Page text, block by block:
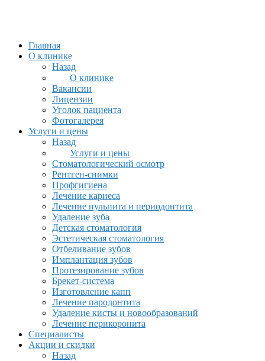
Главная
О клинике
Назад
О клинике
Вакансии
Лицензии
Уголок пациента
Фотогалерея
Услуги и цены
Назад
Услуги и цены
Стоматологический осмотр
Рентген-снимки
Профгигиена
Лечение кариеса
Лечение пульпита и периодонтита
Удаление зуба
Детская стоматология
Эстетическая стоматология
Отбеливание зубов
Имплантация зубов
Протезирование зубов
Брекет-система
Изготовление капп
Лечение пародонтита
Удаление кисты и новообразований
Лечение перикоронита
Специалисты
Акции и скидки
Назад